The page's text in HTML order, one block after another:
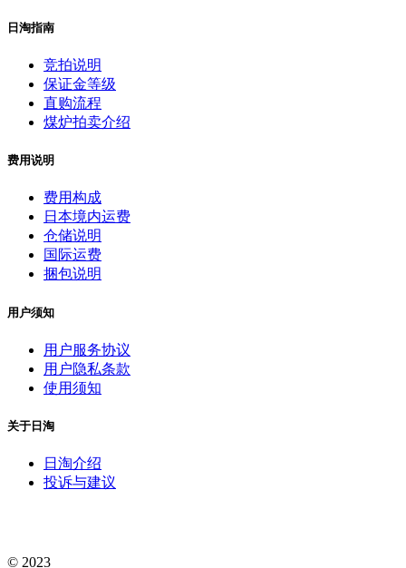
日淘指南
竞拍说明
保证金等级
直购流程
煤炉拍卖介绍
费用说明
费用构成
日本境内运费
仓储说明
国际运费
捆包说明
用户须知
用户服务协议
用户隐私条款
使用须知
关于日淘
日淘介绍
投诉与建议
© 2023